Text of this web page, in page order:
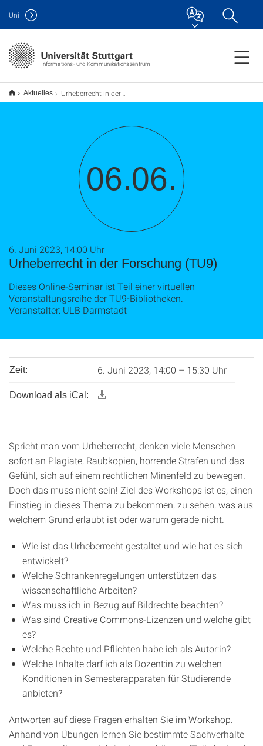
Informations- und Kommunikationszentrum
Uni
Aktuelles Urheberrecht in der Forschung (TU9)
06.06.
Urheberrecht in der Forschung (TU9)
6. Juni 2023, 14:00 Uhr
Dieses Online-Seminar ist Teil einer virtuellen
Veranstaltungsreihe der TU9-Bibliotheken.
Veranstalter: ULB Darmstadt
Zeit: 6. Juni 2023, 14:00 – 15:30 Uhr
Download als iCal:
Spricht man vom Urheberrecht, denken viele Menschen
sofort an Plagiate, Raubkopien, horrende Strafen und das
Gefühl, sich auf einem rechtlichen Minenfeld zu bewegen.
Doch das muss nicht sein! Ziel des Workshops ist es, einen
Einstieg in dieses Thema zu bekommen, zu sehen, was aus
welchem Grund erlaubt ist oder warum gerade nicht.
Wie ist das Urheberrecht gestaltet und wie hat es sich
entwickelt?
Welche Schrankenregelungen unterstützen das
wissenschaftliche Arbeiten?
Was muss ich in Bezug auf Bildrechte beachten?
Was sind Creative Commons-Lizenzen und welche gibt
es?
Welche Rechte und Pflichten habe ich als Autor:in?
Welche Inhalte darf ich als Dozent:in zu welchen
Konditionen in Semesterapparaten für Studierende
anbieten?
Antworten auf diese Fragen erhalten Sie im Workshop.
Anhand von Übungen lernen Sie bestimmte Sachverhalte